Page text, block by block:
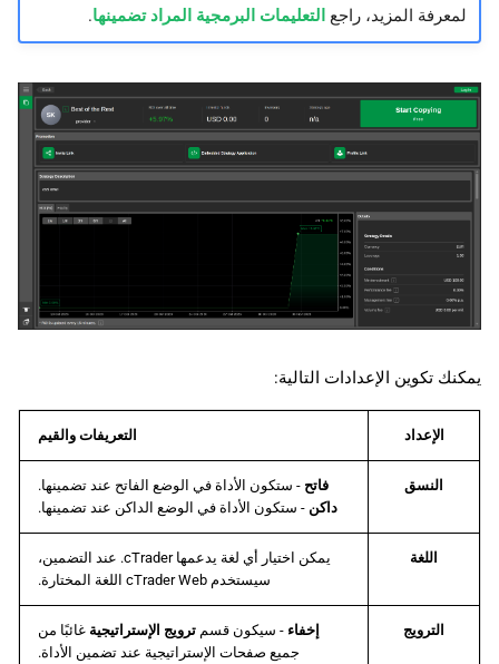
لمعرفة المزيد، راجع التعليمات البرمجية المراد تضمينها.
يمكنك تكوين الإعدادات التالية:
الإعداد التعريفات والقيم
النسق فاتح - ستكون الأداة في الوضع الفاتح عند تضمينها.
داكن - ستكون الأداة في الوضع الداكن عند تضمينها.
اللغة
يمكن اختيار أي لغة يدعمها cTrader. عند التضمين،
سيستخدم cTrader Web اللغة المختارة.
الترويج إخفاء - سيكون قسم ترويج الإستراتيجية غائبًا من
جميع صفحات الإستراتيجية عند تضمين الأداة.